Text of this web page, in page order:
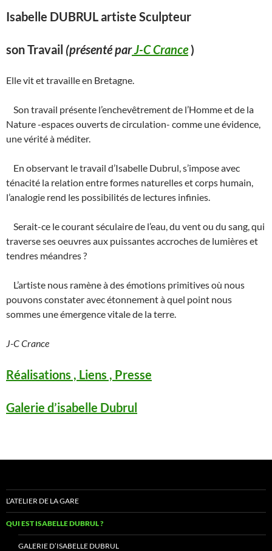
Isabelle DUBRUL artiste Sculpteur
son Travail (présenté parJ-C Crance)
Elle vit et travaille en Bretagne.
Son travail présente l’enchevêtrement de l’Homme et de la
Nature -espaces ouverts de circulation- comme une évidence,
une vérité à méditer.
En observant le travail d’Isabelle Dubrul, s’impose avec
ténacité la relation entre formes naturelles et corps humain,
l’analogie rend les possibilités de lectures infinies.
Serait-ce le courant séculaire de l’eau, du vent ou du sang, qui
traverse ses oeuvres aux puissantes accroches de lumières et
tendres méandres ?
L’artiste nous ramène à des émotions primitives où nous
pouvons constater avec étonnement à quel point nous
sommes une émergence vitale de la terre.
J-C Crance
Réalisations , Liens , Presse
Galerie d’isabelle Dubrul
L’ATELIER DE LA GARE
QUI EST ISABELLE DUBRUL ?
GALERIE D’ISABELLE DUBRUL